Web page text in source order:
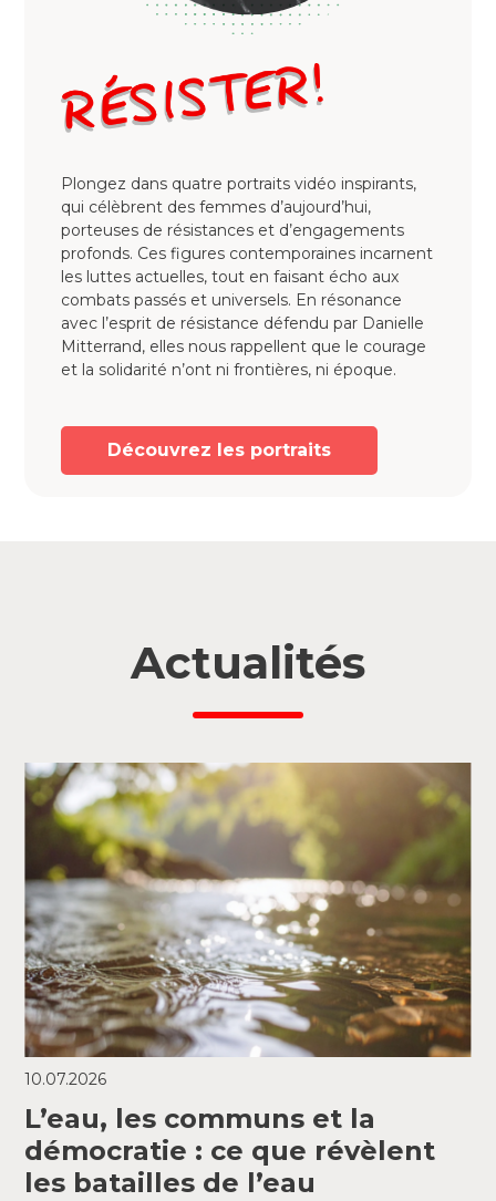
Plongez dans quatre portraits vidéo inspirants,
qui célèbrent des femmes d’aujourd’hui,
porteuses de résistances et d’engagements
profonds. Ces figures contemporaines incarnent
les luttes actuelles, tout en faisant écho aux
combats passés et universels. En résonance
avec l’esprit de résistance défendu par Danielle
Mitterrand, elles nous rappellent que le courage
et la solidarité n’ont ni frontières, ni époque.
Découvrez les portraits
Actualités
10.07.2026
L’eau, les communs et la
démocratie : ce que révèlent
les batailles de l’eau